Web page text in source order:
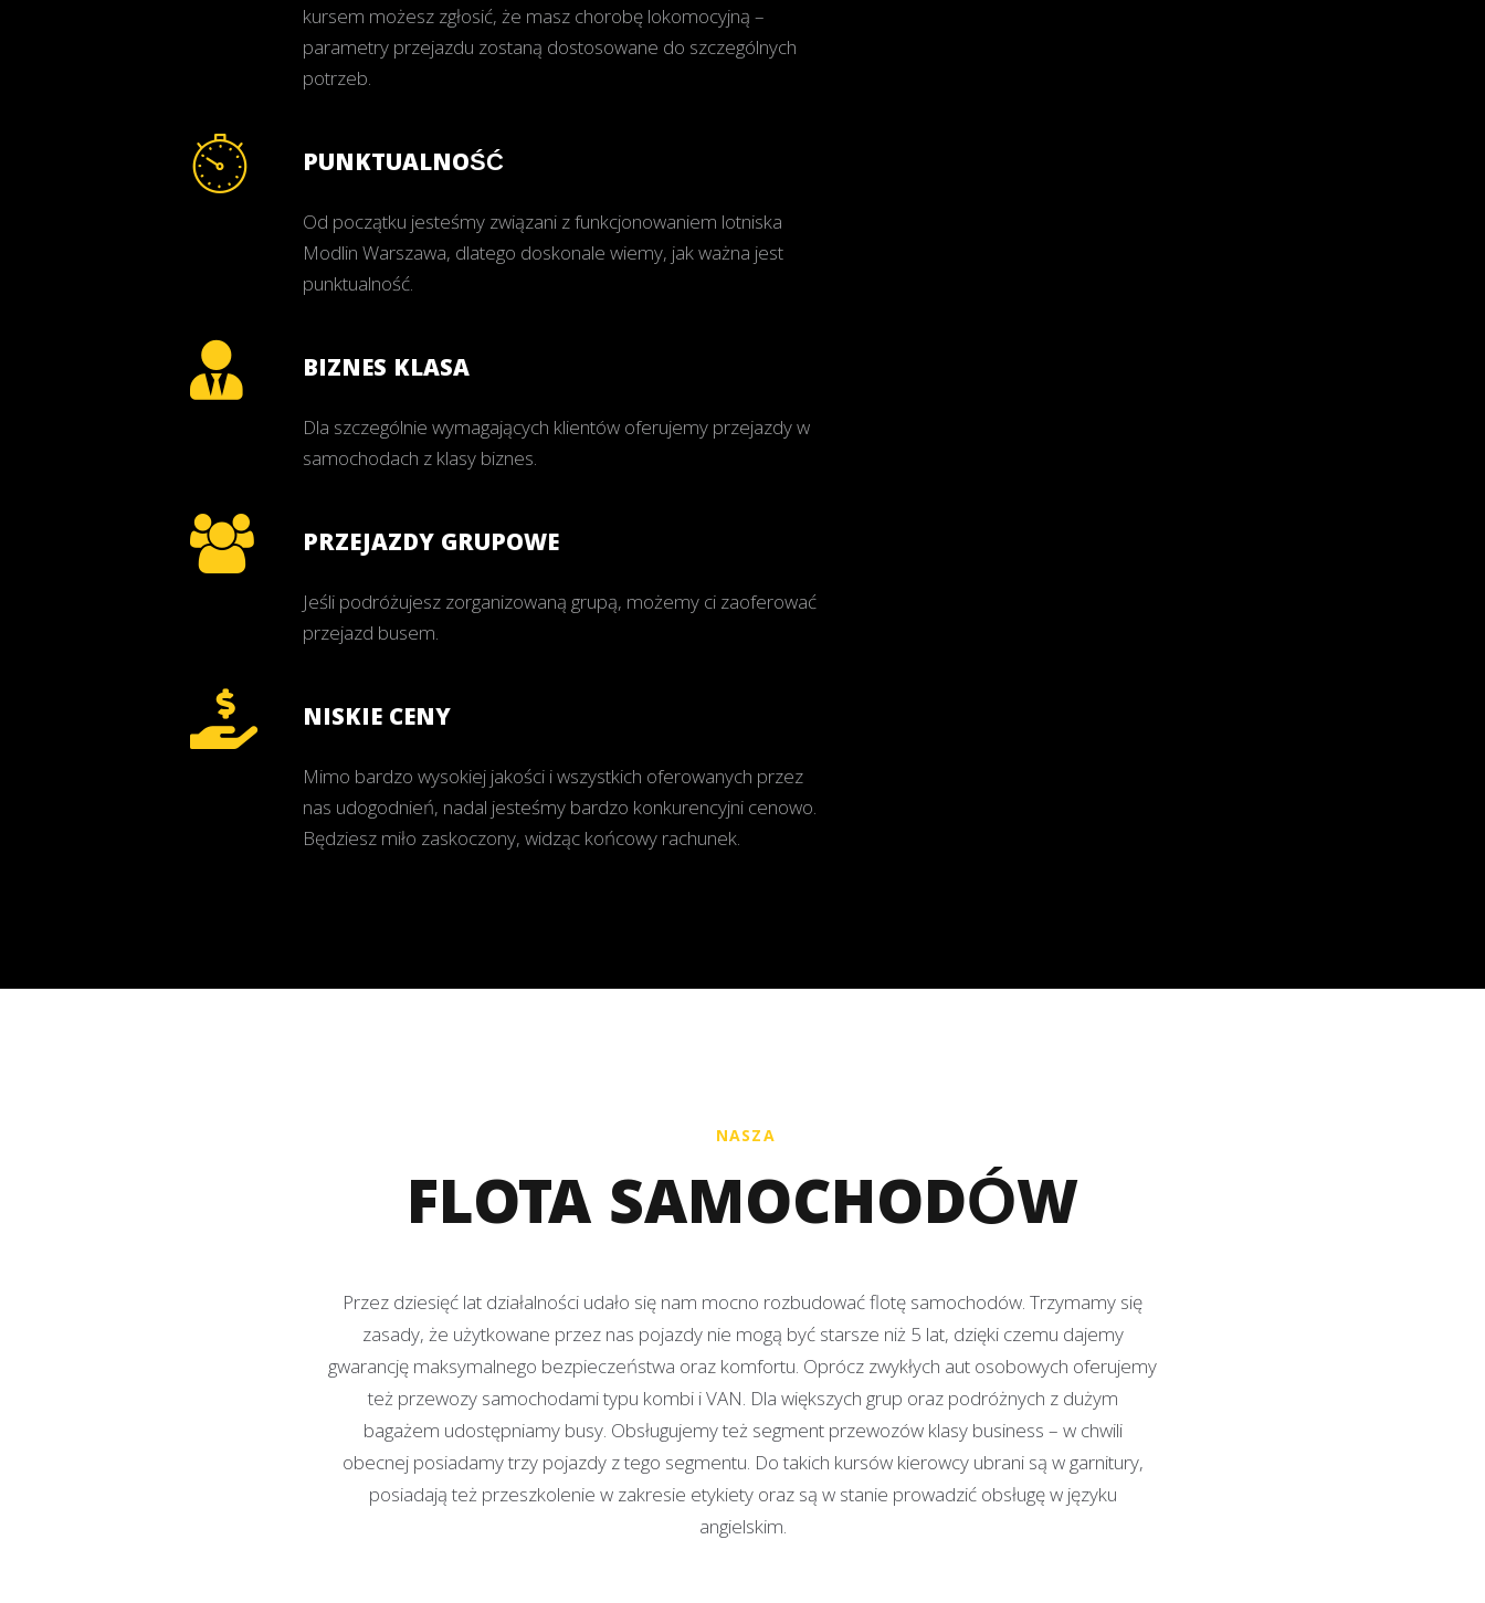
kursem możesz zgłosić, że masz chorobę lokomocyjną –
parametry przejazdu zostaną dostosowane do szczególnych
potrzeb.
PUNKTUALNOŚĆ
Od początku jesteśmy związani z funkcjonowaniem lotniska
Modlin Warszawa, dlatego doskonale wiemy, jak ważna jest
punktualność.
BIZNES KLASA
Dla szczególnie wymagających klientów oferujemy przejazdy w
samochodach z klasy biznes.
PRZEJAZDY GRUPOWE
Jeśli podróżujesz zorganizowaną grupą, możemy ci zaoferować
przejazd busem.
NISKIE CENY
Mimo bardzo wysokiej jakości i wszystkich oferowanych przez
nas udogodnień, nadal jesteśmy bardzo konkurencyjni cenowo.
Będziesz miło zaskoczony, widząc końcowy rachunek.
NASZA
FLOTA SAMOCHODÓW
Przez dziesięć lat działalności udało się nam mocno rozbudować flotę samochodów. Trzymamy się
zasady, że użytkowane przez nas pojazdy nie mogą być starsze niż 5 lat, dzięki czemu dajemy
gwarancję maksymalnego bezpieczeństwa oraz komfortu. Oprócz zwykłych aut osobowych oferujemy
też przewozy samochodami typu kombi i VAN. Dla większych grup oraz podróżnych z dużym
bagażem udostępniamy busy. Obsługujemy też segment przewozów klasy business – w chwili
obecnej posiadamy trzy pojazdy z tego segmentu. Do takich kursów kierowcy ubrani są w garnitury,
posiadają też przeszkolenie w zakresie etykiety oraz są w stanie prowadzić obsługę w języku
angielskim.